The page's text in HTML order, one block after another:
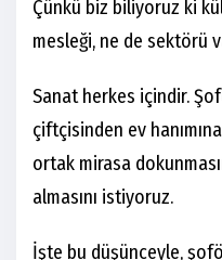
Çünkü biz biliyoruz ki
mesleği, ne de sektörü
Sanat herkes içindir.
çiftçisinden ev
ortak mirasa
almasını istiyoruz.
İşte bu düşünceyle,